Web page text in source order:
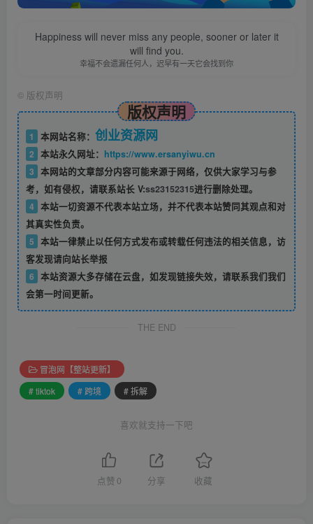
Happiness will never miss any people, sooner or later it
will find you.
幸福不会遗漏任何人，迟早有一天它会找到你
© 版权声明
版权声明
1 本网站名称： 创业资源网
2 本站永久网址： https://www.ersanyiwu.cn
3 本网站的文章部分内容可能来源于网络，仅供大家学习与参
考，如有侵权，请联系站长 V:ss23152315进行删除处理。
4 本站一切资源不代表本站立场，并不代表本站赞同其观点和对
其真实性负责。
5 本站一律禁止以任何方式发布或转载任何违法的相关信息，访
客发现请向站长举报
6 本站资源大多存储在云盘，如发现链接失效，请联系我们我们
会第一时间更新。
THE END
冒泡网【整站更新】
# tiktok
# 跨境 # 拆解
喜欢就支持一下吧
点赞 0 分享 收藏